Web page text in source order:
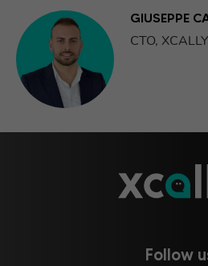
GIUSEPPE
CTO, XCALLY
Follow